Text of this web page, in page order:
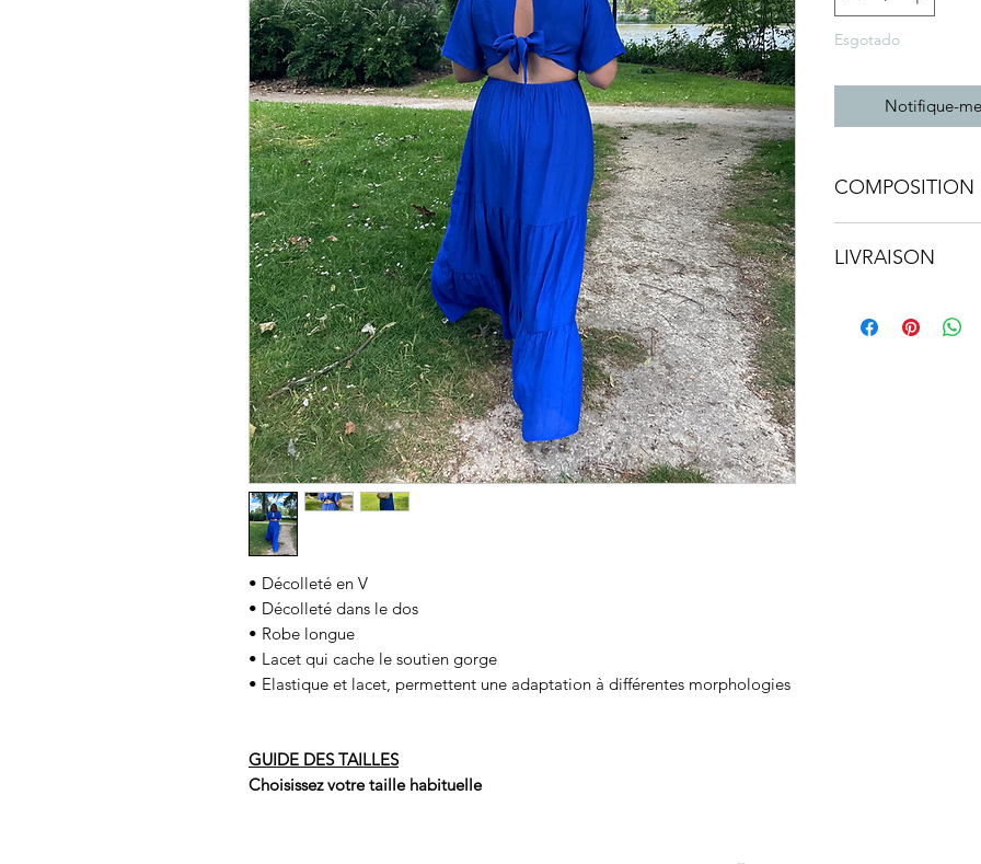
• Décolleté en V
• Décolleté dans le dos
• Robe longue
• Lacet qui cache le soutien gorge
• Elastique et lacet, permettent une adaptation à différentes morphologies
GUIDE DES TAILLES
Choisissez votre taille habituelle
Esgotado
Notifique-
COMPOSITION
• Facilement
LIVRAISON